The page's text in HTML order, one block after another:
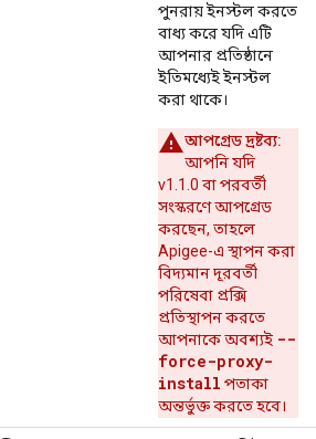
পুনরায় ইনস্টল করতে
বাধ্য করে যদি এটি
আপনার প্রতিষ্ঠানে
ইতিমধ্যেই ইনস্টল
করা থাকে।
আপগ্রেড দ্রষ্টব্য:
আপনি যদি
v1.1.0 বা পরবর্তী
সংস্করণে আপগ্রেড
করছেন, তাহলে
Apigee-এ স্থাপন করা
বিদ্যমান দূরবর্তী
পরিষেবা প্রক্সি
প্রতিস্থাপন করতে
আপনাকে অবশ্যই --
force-proxy-
install পতাকা
অন্তর্ভুক্ত করতে হবে।